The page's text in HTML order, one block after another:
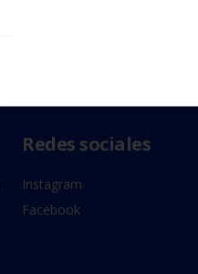
Redes sociales
Instagram
Facebook